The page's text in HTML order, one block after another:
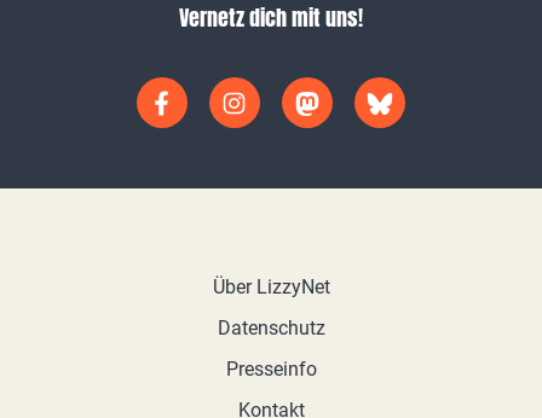
Vernetz dich mit uns!
Über LizzyNet
Datenschutz
Presseinfo
Kontakt